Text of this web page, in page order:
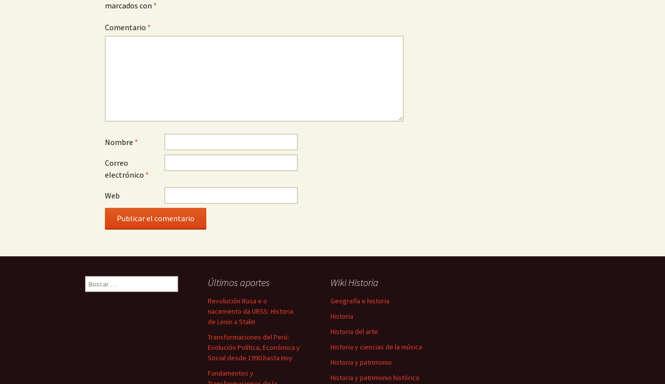
marcados con *
Comentario *
Nombre *
Correo
electrónico *
Web
Buscar: Últimos aportes
Revolución Rusa e o
nacemento da URSS: Historia
de Lenin a Stalin
Transformaciones del Perú:
Evolución Política, Económica y
Social desde 1990 hasta Hoy
Fundamentos y
Wiki Historia
Geografía e historia
Historia
Historia del arte
Historia y ciencias de la música
Historia y patrimonio
Historia y patrimonio histórico